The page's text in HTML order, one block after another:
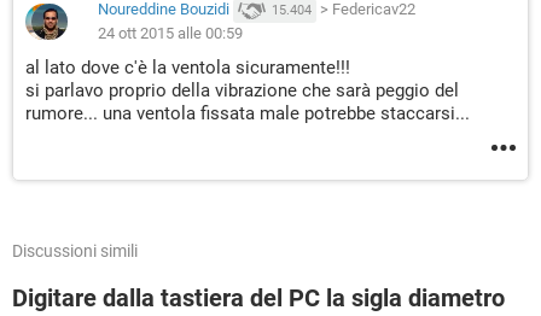
Noureddine Bouzidi 15.404 > Federicav22
24 ott 2015 alle 00:59
al lato dove c'è la ventola sicuramente!!!
si parlavo proprio della vibrazione che sarà peggio del
rumore... una ventola fissata male potrebbe staccarsi...
Discussioni simili
Digitare dalla tastiera del PC la sigla diametro